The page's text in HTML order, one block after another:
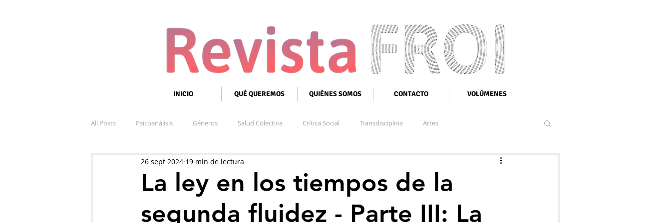
INICIO QUÉ QUEREMOS QUIÉNES SOMOS CONTACTO VOLÚMENES
All Posts Psicoanálisis Géneros Salud Colectiva Crítica Social Transdisciplina Artes
La ley en los tiempos de la
segunda fluidez - Parte III: La
26 sept 2024 19 min de lectura